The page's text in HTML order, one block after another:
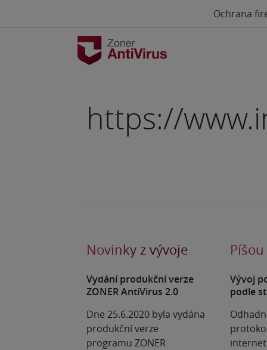
Ochrana
https://
Novinky z vývoje
Vydání produkční verze
ZONER AntiVirus 2.0
Dne 25.6.2020 byla vydána
produkční verze
programu ZONER
Vývoj
podle